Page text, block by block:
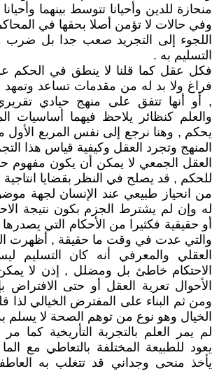
منحازة للدين وأحيانا تتوسط بينهما
وفي حالات لا تؤمن أصلا بحقها في
اللجوء إلى التجريد صعب جدا بل ضرب
التسليم به .
فكل عقل كما قلنا لا ينطق في الحكم
فراغ ولا بد له من مقدمات تساعد
, أو أنها تتفق على منهج حيادي
والعلم كنظائر يلاحظ فيهما أساسيات
يحكم , وهنا نرجع إلى نفس المربع الأول
المنهج وتجرد العقل وكيفية قياس هذا
العقل الجمعي لا يمكن أن يكون مفهوم
للحكم , قد يصلح في النظر بقضايا انتاجية
من انحياز طبيعي عند الإنسان لجهة
له وإن لم يشترط الجزم بكون نتيجة
أو حقيقية فكثيرا من الأحكام التي
والتي عدت في وقت ما حقيقة , أظهرت
العقلي والمعرفي أنه كان التسليم
الاحتكام خاطئ بل ومضلل , إذن لا
الأحوال تعرية العقل أو حتى الافتراض
ومن ثم البناء على المفترض الخيالي لذا
الخيال وهو نوع من توهم الصحة لا يسلم
لم يمر العلم بالتجربة التأريخية كما
يعود للطبيعة المختلفة بالتعاطي مع
يأخذ منحى وجداني قد تتغلب به